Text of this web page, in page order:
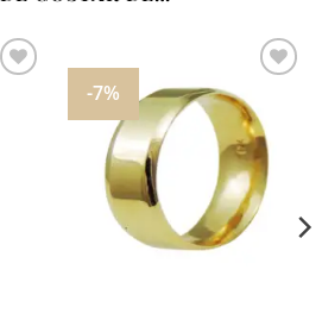
-7%
Adicionar
aos
meus
desejos